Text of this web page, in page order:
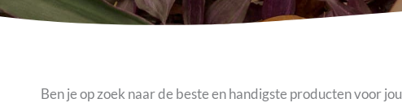
Ben je op zoek naar de beste en handigste producten voor